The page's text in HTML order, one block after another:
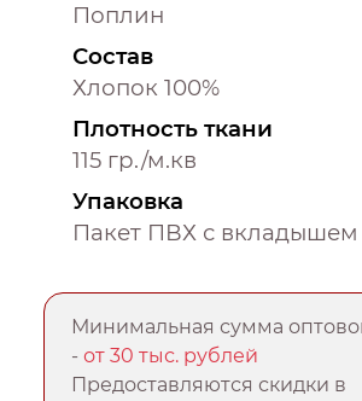
Поплин
Состав
Хлопок 100%
Плотность ткани
115 гр./м.кв
Упаковка
Пакет ПВХ с вкладышем
Минимальная сумма
-от 30 тыс. рублей
Предоставляются скидки в